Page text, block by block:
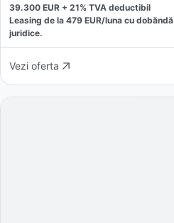
39.300 EUR + 21% TVA deductibil
Leasing de la 479 EUR/luna cu dobăndă
juridice.
Vezi oferta